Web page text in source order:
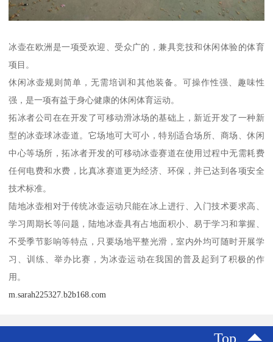
冰壶在欧洲是一项受欢迎、受众广的，兼具竞技和休闲体验的体育
项目。
休闲冰壶规则简单，无需培训和其他装备。可操作性强、趣味性
强，是一项有益于身心健康的休闲体育运动。
拓冰者公司在在开发了可移动滑冰场的基础上，新近开发了一种新
型的冰壶球冰壶道。它场地可大可小，特别适合场所、商场、休闲
中心等场所，拓冰者开发的可移动冰壶赛道在使用过程中无需耗费
任何电费和水费，比真冰赛道更为经济、环保，并已达到各项安全
技术标准。
陆地冰壶相对于传统冰壶运动只能在冰上进行、入门技术要求高、
学习周期长等问题，陆地冰壶具有占地面积小、易于学习和掌握、
不受季节影响等特点，只要场地平整光滑，室内外均可随时开展学
习、训练、举办比赛，为冰壶运动在我国的普及起到了积极的作
用。
m.sarah225327.b2b168.com
Top